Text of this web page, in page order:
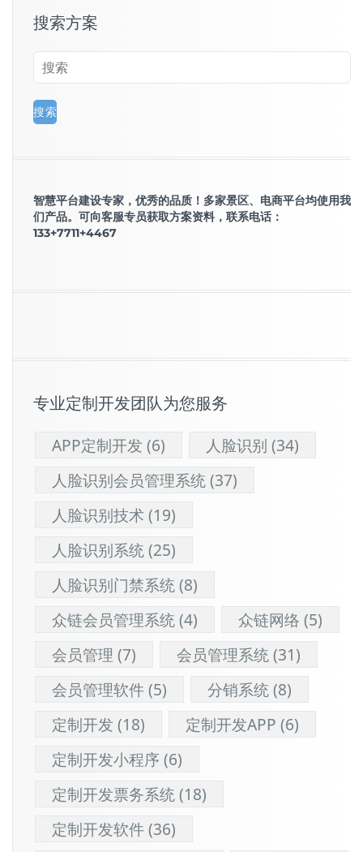
搜索方案
智慧平台建设专家，优秀的品质！多家景区、电商平台均使用我
们产品。可向客服专员获取方案资料，联系电话：
133+7711+4467
专业定制开发团队为您服务
APP定制开发 (6) 人脸识别 (34)
人脸识别会员管理系统(37)
人脸识别技术(19)
人脸识别系统(25)
人脸识别门禁系统(8)
众链会员管理系统(4) 众链网络 (5)
会员管理 (7) 会员管理系统(31)
会员管理软件(5) 分销系统(8)
定制开发 (18) 定制开发APP (6)
定制开发小程序(6)
定制开发票务系统(18)
定制开发软件(36)